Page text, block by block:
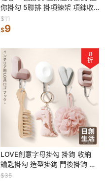
你掛勾 5聯排 掛項鍊架 項鍊收
納架 首飾展示架 掛架 掛鉤
$11
$9
8
折
LOVE創意字母掛勾 掛鉤 收納
鑰匙掛勾 造型掛鉤 門後掛鉤 可
愛掛鉤 強力掛鉤 免釘 字母掛勾
$35